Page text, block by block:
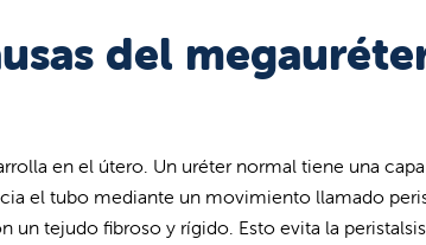
del
en el útero. Un uréter normal tiene una
el tubo mediante un movimiento llamado
un tejudo fibroso y rígido. Esto evita la